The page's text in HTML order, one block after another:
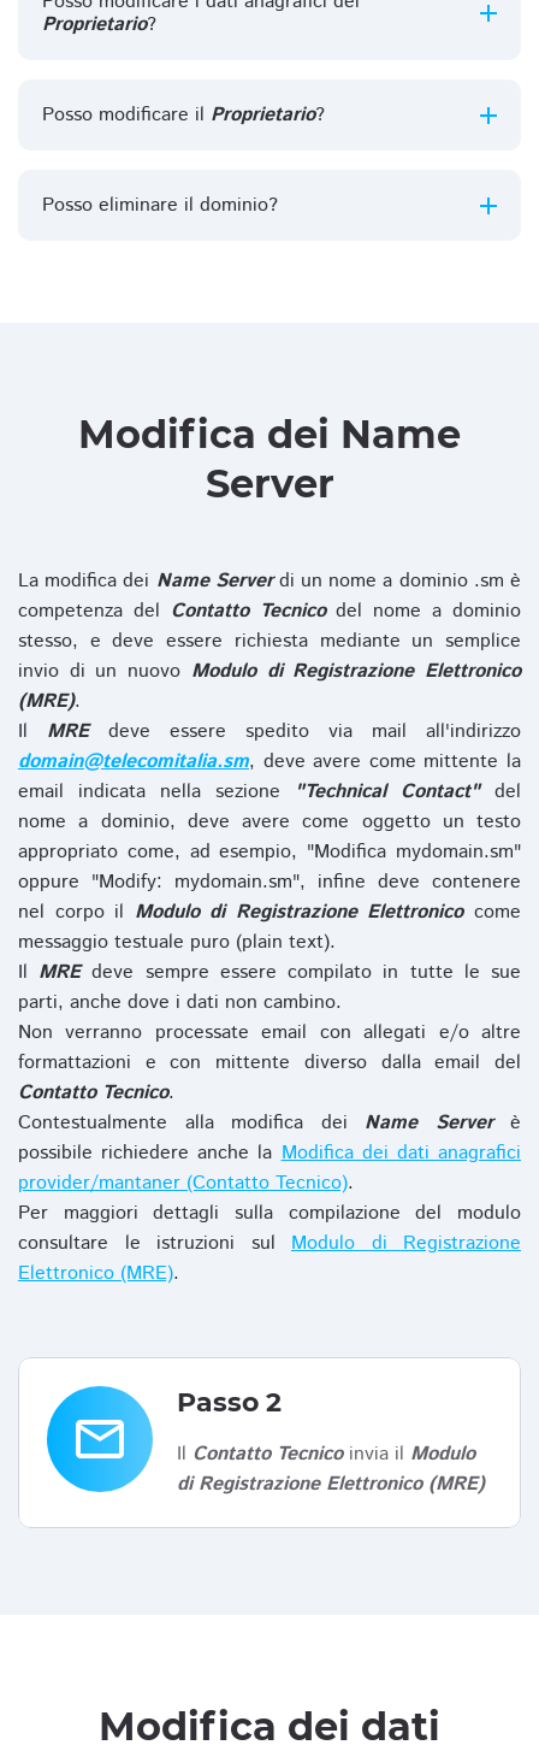
Proprietario?
Posso modificare il Proprietario?
Posso eliminare il dominio?
Modifica dei Name
Server
La modifica dei Name Serverdi un nome a dominio .sm è
competenza del Contatto Tecnicodel nome a dominio
stesso, e deve essere richiesta mediante un semplice
invio di un nuovo Modulo di Registrazione Elettronico
(MRE).
Il MREdeve essere spedito via mail all'indirizzo
domain@telecomitalia.sm, deve avere come mittente la
email indicata nella sezione
"Technical Contact"del
nome a dominio, deve avere come oggetto un testo
appropriato come, ad esempio, "Modifica mydomain.sm"
oppure "Modify: mydomain.sm", infine deve contenere
nel corpo il Modulo di Registrazione Elettronicocome
messaggio testuale puro (plain text).
Il MREdeve sempre essere compilato in tutte le sue
parti, anche dove i dati non cambino.
Non verranno processate email con allegati e/o altre
formattazioni e con mittente diverso dalla email del
Contatto Tecnico.
Contestualmente alla modifica dei Name Serverè
possibile richiedere anche laModifica dei dati anagrafici
provider/mantaner (Contatto Tecnico).
Per maggiori dettagli sulla compilazione del modulo
consultare le istruzioni sul Modulo di Registrazione
Elettronico (MRE).
email
Passo 2
Il Contatto Tecnicoinvia il Modulo
di Registrazione Elettronico (MRE)
Modifica dei dati